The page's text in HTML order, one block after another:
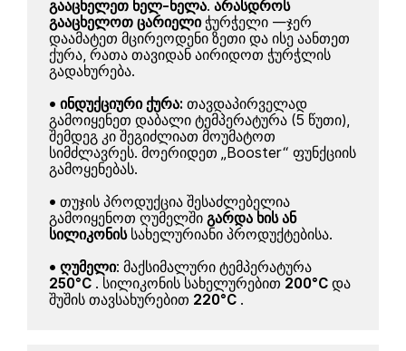
გააცხელეთ ნელ-ნელა.არასდროს
გააცხელოთ ცარიელიჭურჭელი —ჯერ
დაამატეთ მცირეოდენი ზეთი და ისე აანთეთ
ქურა, რათა თავიდან აირიდოთ ჭურჭლის
გადახურება.
•ინდუქციური ქურა: თავდაპირველად
გამოიყენეთ დაბალი ტემპერატურა (5 წუთი),
შემდეგ კი შეგიძლიათ მოუმატოთ
სიმძლავრეს. მოერიდეთ „Booster“ ფუნქციის
გამოყენებას.
• თუჯის პროდუქცია შესაძლებელია
გამოიყენოთ ღუმელშიგარდა ხის ან
სილიკონისსახელურიანი პროდუქტებისა.
•ღუმელი: მაქსიმალური ტემპერატურა
250°C . სილიკონის სახელურებით 200°Cდა
შუშის თავსახურებით 220°C .